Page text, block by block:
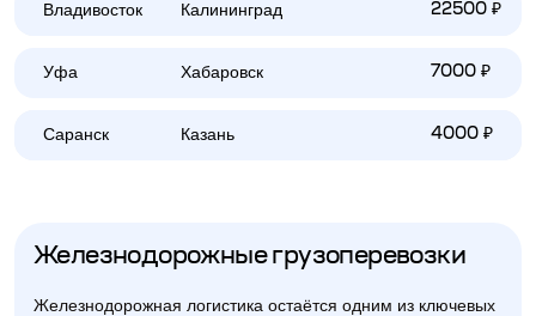
Владивосток Калининград 22500 ₽
Уфа Хабаровск 7000 ₽
Саранск Казань 4000 ₽
Железнодорожные грузоперевозки
Железнодорожная логистика остаётся одним из ключевых